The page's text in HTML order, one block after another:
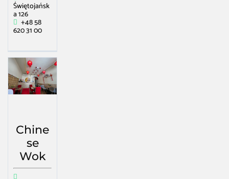
Świętojańsk
a 126
+48 58
620 31 00
Chine
se
Wok